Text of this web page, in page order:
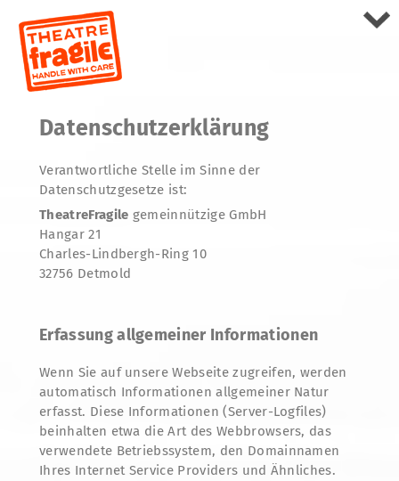
Datenschutzerklärung
Verantwortliche Stelle im Sinne der
Datenschutzgesetze ist:
TheatreFragile gemeinnützige GmbH
Hangar 21
Charles-Lindbergh-Ring 10
32756 Detmold
Erfassung allgemeiner Informationen
Wenn Sie auf unsere Webseite zugreifen, werden
automatisch Informationen allgemeiner Natur
erfasst. Diese Informationen (Server-Logfiles)
beinhalten etwa die Art des Webbrowsers, das
verwendete Betriebssystem, den Domainnamen
Ihres Internet Service Providers und Ähnliches.